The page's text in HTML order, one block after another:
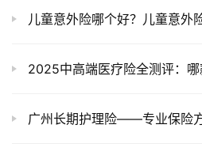
儿童意外险哪个好？儿童意外
2025中高端医疗险全测评：哪款更适
广州长期护理险——专业保险